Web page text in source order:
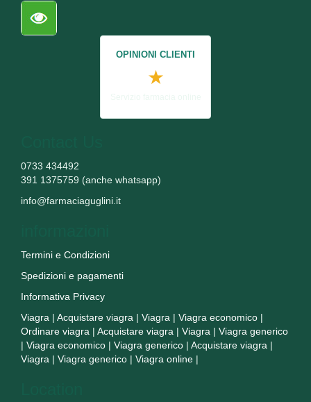
OPINIONI CLIENTI
★
0733 434492
391 1375759 (anche whatsapp)
info@farmaciaguglini.it
Termini e Condizioni
Spedizioni e pagamenti
Informativa Privacy
Viagra | Acquistare viagra | Viagra | Viagra economico |
Ordinare viagra | Acquistare viagra | Viagra | Viagra generico
| Viagra economico | Viagra generico | Acquistare viagra |
Viagra | Viagra generico | Viagra online |